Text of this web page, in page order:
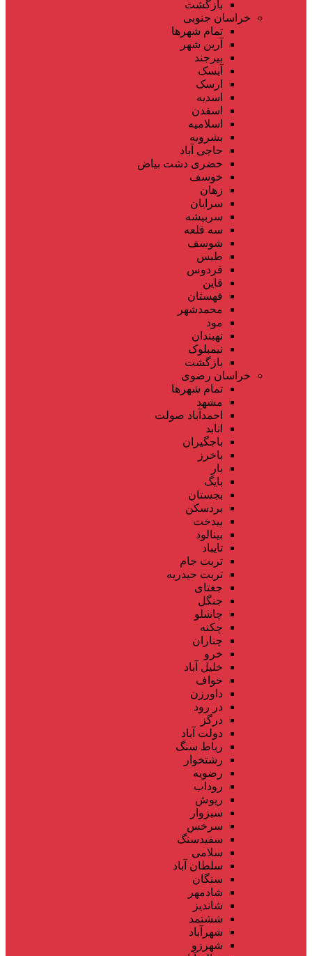
بازگشت
خراسان جنوبی
تمام شهر‌ها
آرین شهر
بیرجند
آیسک
ارسک
اسدیه
اسفدن
اسلامیه
بشرویه
حاجی آباد
خضری دشت بیاض
خوسف
زهان
سرایان
سربیشه
سه قلعه
شوسف
طبس
فردوس
قاین
قهستان
محمدشهر
مود
نهبندان
نیمبلوک
بازگشت
خراسان رضوی
تمام شهر‌ها
مشهد
احمدآباد صولت
انابد
باجگیران
باخرز
بار
بایگ
بجستان
بردسکن
بیدخت
بینالود
تایباد
تربت جام
تربت حیدریه
جغتای
جنگل
چاشلو
چکنه
چناران
خرو
خلیل آباد
خواف
داورزن
در رود
درگز
دولت آباد
رباط سنگ
رشتخوار
رضویه
روداب
ریوش
سبزوار
سرخس
سفیدسنگ
سلامی
سلطان آباد
سنگان
شادمهر
شاندیز
ششتمد
شهرآباد
شهرزو